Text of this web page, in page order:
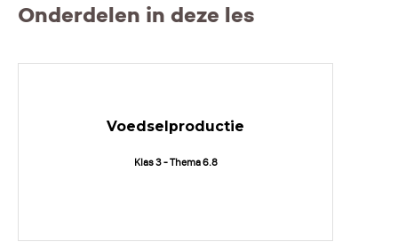
Onderdelen in deze les
Voedselproductie
Klas 3 - Thema 6.8